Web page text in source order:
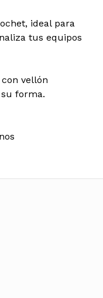
ideal para
tus equipos
vellón
forma.